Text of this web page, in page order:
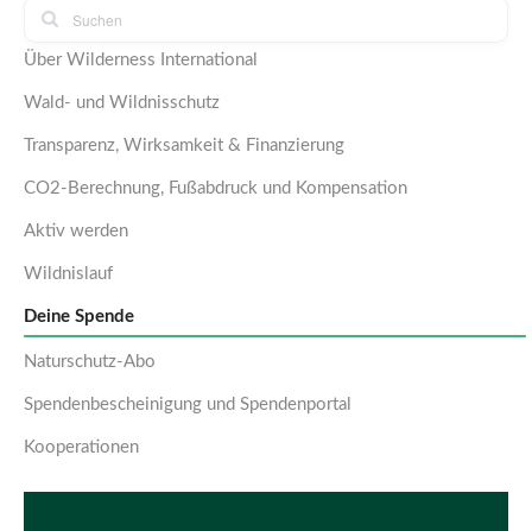
Über Wilderness International
Wald- und Wildnisschutz
Transparenz, Wirksamkeit & Finanzierung
CO2-Berechnung, Fußabdruck und Kompensation
Aktiv werden
Wildnislauf
Deine Spende
Naturschutz-Abo
Spendenbescheinigung und Spendenportal
Kooperationen